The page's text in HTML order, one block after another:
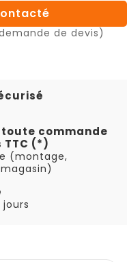
de devis)
toute commande
(*)
(montage,
jours